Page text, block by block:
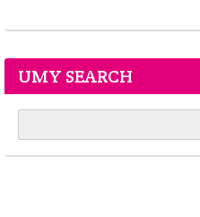
UMY SEARCH